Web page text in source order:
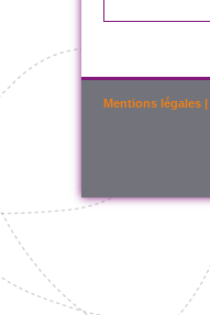
Mentions légales |